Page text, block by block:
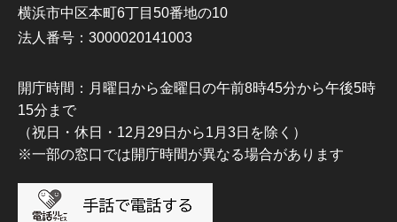
横浜市中区本町6丁目50番地の10
法人番号：3000020141003
開庁時間：月曜日から金曜日の午前8時45分から午後5時
15分まで
（祝日・休日・12月29日から1月3日を除く）
※一部の窓口では開庁時間が異なる場合があります